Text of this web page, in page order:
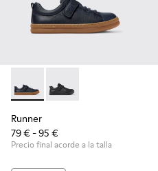
Runner - K800319-006 -
Runner - K800319-
Runner
79 € - 95 €
Precio final acorde a la talla